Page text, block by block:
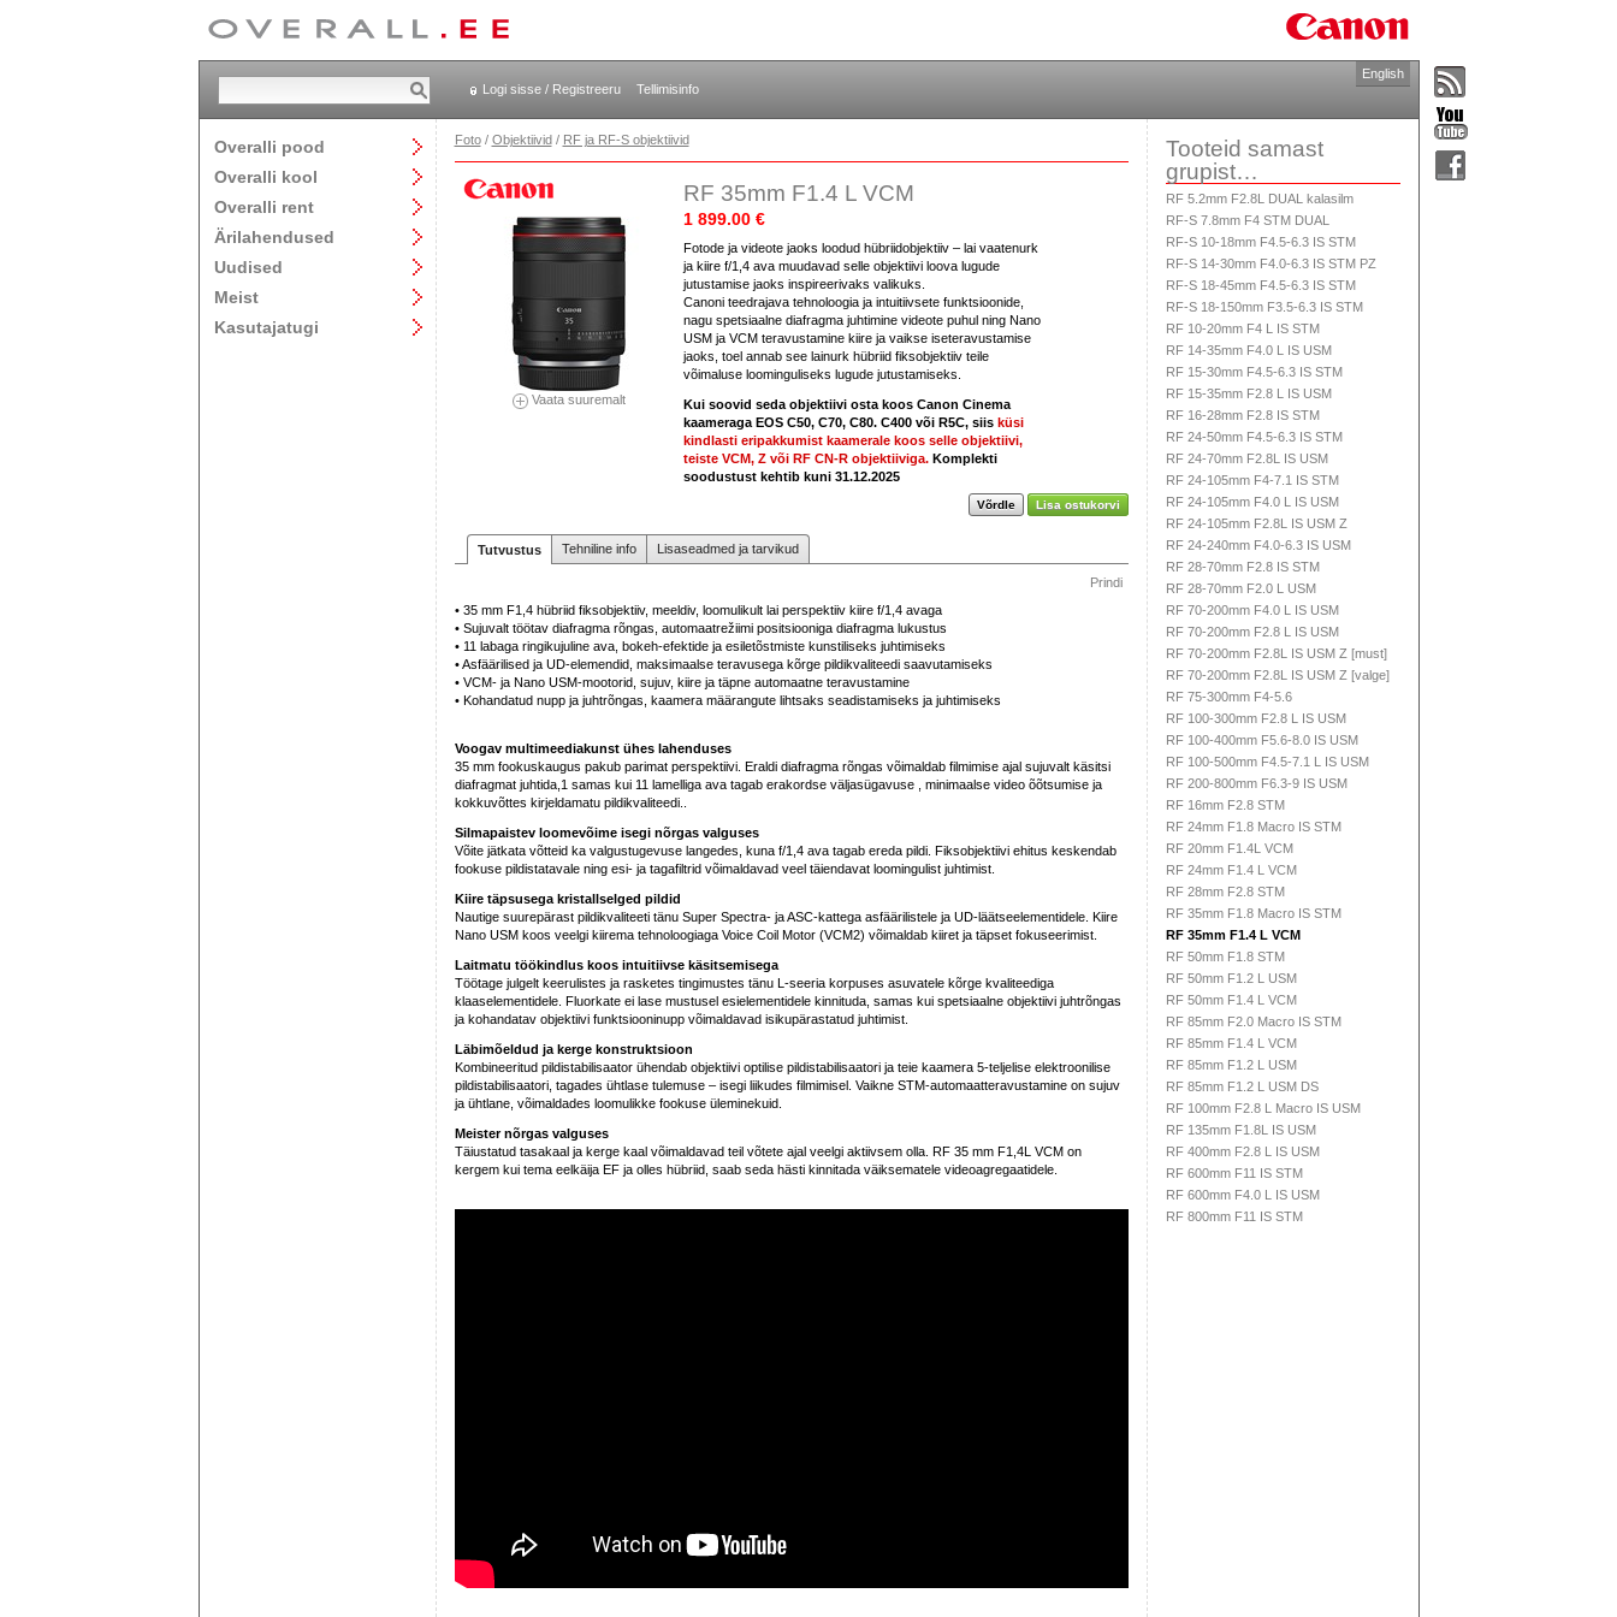
Logi sisse / Registreeru Tellimisinfo
English
Overalli pood
Overalli kool
Overalli rent
Ärilahendused
Uudised
Meist
Kasutajatugi
Foto/ Objektiivid/ RF ja RF-S objektiivid
Vaata suuremalt
RF 35mm F1.4 L VCM
1 899.00 €
Fotode ja videote jaoks loodud hübriidobjektiiv – lai vaatenurk
ja kiire f/1,4 ava muudavad selle objektiivi loova lugude
jutustamise jaoks inspireerivaks valikuks.
Canoni teedrajava tehnoloogia ja intuitiivsete funktsioonide,
nagu spetsiaalne diafragma juhtimine videote puhul ning Nano
USM ja VCM teravustamine kiire ja vaikse iseteravustamise
jaoks, toel annab see lainurk hübriid fiksobjektiiv teile
võimaluse loominguliseks lugude jutustamiseks.
Kui soovid seda objektiivi osta koos Canon Cinema
kaameraga EOS C50, C70, C80. C400 või R5C, siis küsi
kindlasti eripakkumist kaamerale koos selle objektiivi,
teiste VCM, Z või RF CN-R objektiiviga.Komplekti
soodustust kehtib kuni 31.12.2025
Võrdle Lisa ostukorvi
Tutvustus Tehniline info Lisaseadmed ja tarvikud
Prindi
• 35 mm F1,4 hübriid fiksobjektiiv, meeldiv, loomulikult lai perspektiiv kiire f/1,4 avaga
• Sujuvalt töötav diafragma rõngas, automaatrežiimi positsiooniga diafragma lukustus
• 11 labaga ringikujuline ava, bokeh-efektide ja esiletõstmiste kunstiliseks juhtimiseks
• Asfäärilised ja UD-elemendid, maksimaalse teravusega kõrge pildikvaliteedi saavutamiseks
• VCM- ja Nano USM-mootorid, sujuv, kiire ja täpne automaatne teravustamine
• Kohandatud nupp ja juhtrõngas, kaamera määrangute lihtsaks seadistamiseks ja juhtimiseks
Voogav multimeediakunst ühes lahenduses
35 mm fookuskaugus pakub parimat perspektiivi. Eraldi diafragma rõngas võimaldab filmimise ajal sujuvalt käsitsi
diafragmat juhtida,1 samas kui 11 lamelliga ava tagab erakordse väljasügavuse , minimaalse video õõtsumise ja
kokkuvõttes kirjeldamatu pildikvaliteedi..
Silmapaistev loomevõime isegi nõrgas valguses
Võite jätkata võtteid ka valgustugevuse langedes, kuna f/1,4 ava tagab ereda pildi. Fiksobjektiivi ehitus keskendab
fookuse pildistatavale ning esi- ja tagafiltrid võimaldavad veel täiendavat loomingulist juhtimist.
Kiire täpsusega kristallselged pildid
Nautige suurepärast pildikvaliteeti tänu Super Spectra- ja ASC-kattega asfäärilistele ja UD-läätseelementidele. Kiire
Nano USM koos veelgi kiirema tehnoloogiaga Voice Coil Motor (VCM2) võimaldab kiiret ja täpset fokuseerimist.
Laitmatu töökindlus koos intuitiivse käsitsemisega
Töötage julgelt keerulistes ja rasketes tingimustes tänu L-seeria korpuses asuvatele kõrge kvaliteediga
klaaselementidele. Fluorkate ei lase mustusel esielementidele kinnituda, samas kui spetsiaalne objektiivi juhtrõngas
ja kohandatav objektiivi funktsiooninupp võimaldavad isikupärastatud juhtimist.
Läbimõeldud ja kerge konstruktsioon
Kombineeritud pildistabilisaator ühendab objektiivi optilise pildistabilisaatori ja teie kaamera 5-teljelise elektroonilise
pildistabilisaatori, tagades ühtlase tulemuse – isegi liikudes filmimisel. Vaikne STM-automaatteravustamine on sujuv
ja ühtlane, võimaldades loomulikke fookuse üleminekuid.
Meister nõrgas valguses
Täiustatud tasakaal ja kerge kaal võimaldavad teil võtete ajal veelgi aktiivsem olla. RF 35 mm F1,4L VCM on
kergem kui tema eelkäija EF ja olles hübriid, saab seda hästi kinnitada väiksematele videoagregaatidele.
Tooteid samast
grupist…
RF 5.2mm F2.8L DUAL kalasilm
RF-S 7.8mm F4 STM DUAL
RF-S 10-18mm F4.5-6.3 IS STM
RF-S 14-30mm F4.0-6.3 IS STM PZ
RF-S 18-45mm F4.5-6.3 IS STM
RF-S 18-150mm F3.5-6.3 IS STM
RF 10-20mm F4 L IS STM
RF 14-35mm F4.0 L IS USM
RF 15-30mm F4.5-6.3 IS STM
RF 15-35mm F2.8 L IS USM
RF 16-28mm F2.8 IS STM
RF 24-50mm F4.5-6.3 IS STM
RF 24-70mm F2.8L IS USM
RF 24-105mm F4-7.1 IS STM
RF 24-105mm F4.0 L IS USM
RF 24-105mm F2.8L IS USM Z
RF 24-240mm F4.0-6.3 IS USM
RF 28-70mm F2.8 IS STM
RF 28-70mm F2.0 L USM
RF 70-200mm F4.0 L IS USM
RF 70-200mm F2.8 L IS USM
RF 70-200mm F2.8L IS USM Z [must]
RF 70-200mm F2.8L IS USM Z [valge]
RF 75-300mm F4-5.6
RF 100-300mm F2.8 L IS USM
RF 100-400mm F5.6-8.0 IS USM
RF 100-500mm F4.5-7.1 L IS USM
RF 200-800mm F6.3-9 IS USM
RF 16mm F2.8 STM
RF 24mm F1.8 Macro IS STM
RF 20mm F1.4L VCM
RF 24mm F1.4 L VCM
RF 28mm F2.8 STM
RF 35mm F1.8 Macro IS STM
RF 35mm F1.4 L VCM
RF 50mm F1.8 STM
RF 50mm F1.2 L USM
RF 50mm F1.4 L VCM
RF 85mm F2.0 Macro IS STM
RF 85mm F1.4 L VCM
RF 85mm F1.2 L USM
RF 85mm F1.2 L USM DS
RF 100mm F2.8 L Macro IS USM
RF 135mm F1.8L IS USM
RF 400mm F2.8 L IS USM
RF 600mm F11 IS STM
RF 600mm F4.0 L IS USM
RF 800mm F11 IS STM